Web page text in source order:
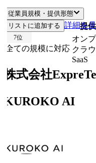
従業員規模・提供形態
従業員規模 提供
ての規模に対応
オンプ
クラウド
SaaS
リストに追加する 詳細を見
位
式会社
AI